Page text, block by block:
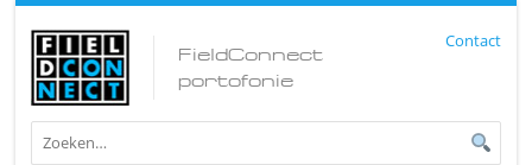
FieldConnect
portofonie
Contact